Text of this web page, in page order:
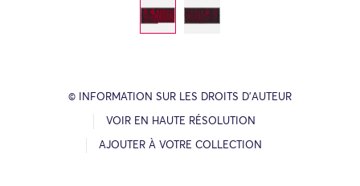
© INFORMATION SUR LES DROITS D’AUTEUR
VOIR EN HAUTE RÉSOLUTION
AJOUTER À VOTRE COLLECTION